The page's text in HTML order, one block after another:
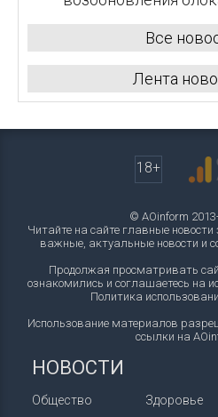
Все
Лента
18+
© AOinform
Читайте на сайте главные новости
важные, актуальные новости и
Продолжая просматривать
ознакомились и соглашаетесь на
Политика
Использование материалов
ссылки на
НОВОСТИ
Общество Здоровье